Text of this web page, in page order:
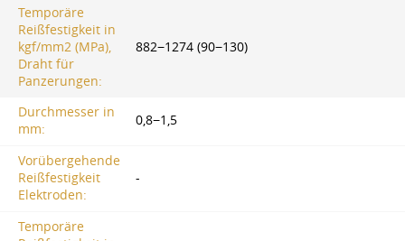
Temporäre
Reißfestigkeit in
kgf/mm2 (MPa),
Draht für
Panzerungen:
882−1274 (90−130)
Durchmesser in
mm:
0,8−1,5
Vorübergehende
Reißfestigkeit
Elektroden:
-
Temporäre